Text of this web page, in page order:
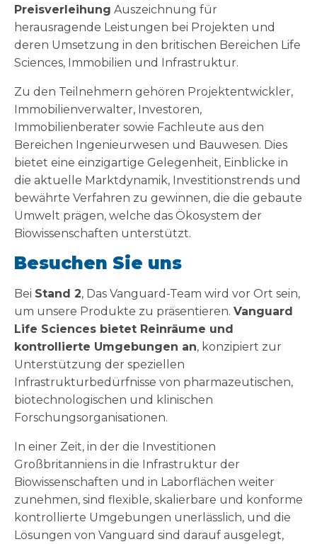
Preisverleihung Auszeichnung für
herausragende Leistungen bei Projekten und
deren Umsetzung in den britischen Bereichen Life
Sciences, Immobilien und Infrastruktur.
Zu den Teilnehmern gehören Projektentwickler,
Immobilienverwalter, Investoren,
Immobilienberater sowie Fachleute aus den
Bereichen Ingenieurwesen und Bauwesen. Dies
bietet eine einzigartige Gelegenheit, Einblicke in
die aktuelle Marktdynamik, Investitionstrends und
bewährte Verfahren zu gewinnen, die die gebaute
Umwelt prägen, welche das Ökosystem der
Biowissenschaften unterstützt.
Besuchen Sie uns
Bei Stand 2, Das Vanguard-Team wird vor Ort sein,
um unsere Produkte zu präsentieren. Vanguard
Life Sciences bietet Reinräume und
kontrollierte Umgebungen an, konzipiert zur
Unterstützung der speziellen
Infrastrukturbedürfnisse von pharmazeutischen,
biotechnologischen und klinischen
Forschungsorganisationen.
In einer Zeit, in der die Investitionen
Großbritanniens in die Infrastruktur der
Biowissenschaften und in Laborflächen weiter
zunehmen, sind flexible, skalierbare und konforme
kontrollierte Umgebungen unerlässlich, und die
Lösungen von Vanguard sind darauf ausgelegt,